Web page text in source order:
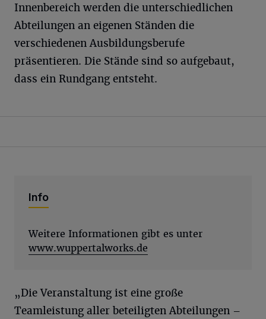
Innenbereich werden die unterschiedlichen
Abteilungen an eigenen Ständen die
verschiedenen Ausbildungsberufe
präsentieren. Die Stände sind so aufgebaut,
dass ein Rundgang entsteht.
Info
Weitere Informationen gibt es unter
www.wuppertalworks.de
„Die Veranstaltung ist eine große
Teamleistung aller beteiligten Abteilungen –